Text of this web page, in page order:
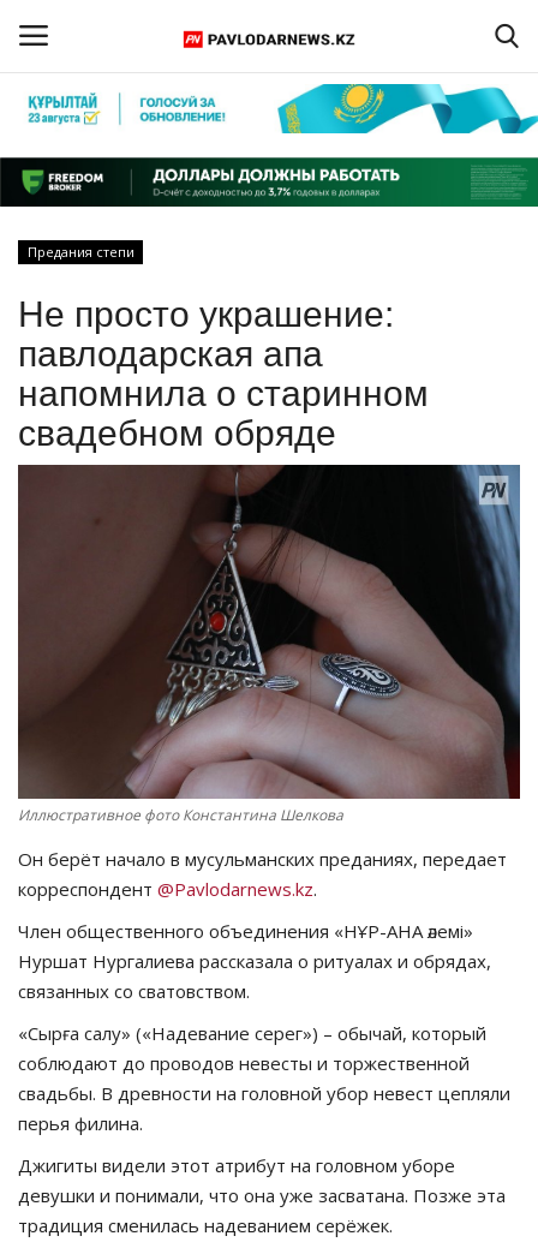
Регистрация
Главная
ПАВЛОДАРСКАЯ ОБЛАСТЬ
КАЗАХСТАН
МИР
РАЗВЛЕЧЕНИЯ
Курултай
Язык
Қазақша Русский
Предания степи
Не просто украшение:
павлодарская апа
напомнила о старинном
свадебном обряде
Иллюстративное фото Константина Шелкова
Он берёт начало в мусульманских преданиях, передает
корреспондент @Pavlodarnews.kz.
Член общественного объединения «НҰР-АНА әлемі»
Нуршат Нургалиева рассказала о ритуалах и обрядах,
связанных со сватовством.
«Сырға салу» («Надевание серег») – обычай, который
соблюдают до проводов невесты и торжественной
свадьбы. В древности на головной убор невест цепляли
перья филина.
Джигиты видели этот атрибут на головном уборе
девушки и понимали, что она уже засватана. Позже эта
традиция сменилась надеванием серёжек.